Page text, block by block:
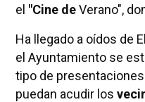
el "Cine deVerano",
Ha llegado a oídos de
el Ayuntamiento se
tipo de
puedan acudir los